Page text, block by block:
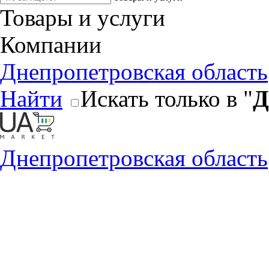
Товары и услуги
Компании
Днепропетровская область
Найти
Искать только в "
Днепропетровская область